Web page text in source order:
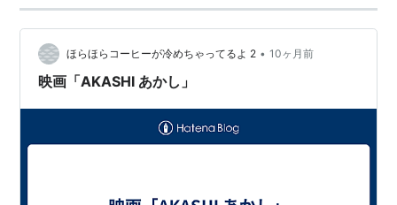
ほらほらコーヒーが冷めちゃってるよ 2 • 10ヶ月前
映画「AKASHI あかし」